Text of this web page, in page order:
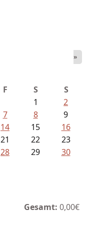
»
F S
S
1
2
7 8
9
14 15
16
21 22
23
28 29
30
Gesamt: 0,00€